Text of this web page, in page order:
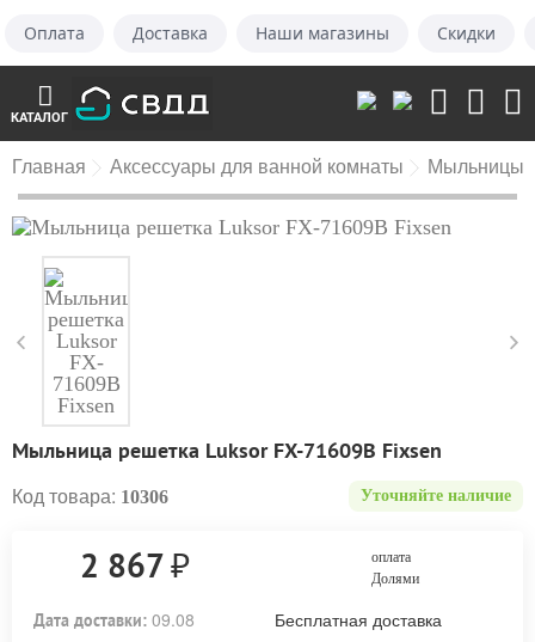
Оплата Доставка Наши магазины Скидки
КАТАЛОГ
Главная Аксессуары для ванной комнаты Мыльницы
Мыльница решетка Luksor FX-71609B Fixsen
Код товара: 10306 Уточняйте наличие
2 867₽
оплата
Долями
Дата доставки: 09.08
Бесплатная доставка